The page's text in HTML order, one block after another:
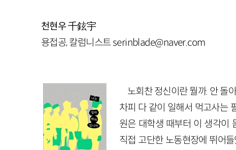
천현우千鉉宇
용접공, 칼럼니스트 serinblade@naver.com
노회찬 정신이란 뭘까. 안 돌
차피 다 같이 일해서 먹고사는
원은 대학생 때부터 이 생각이
직접 고단한 노동현장에 뛰어